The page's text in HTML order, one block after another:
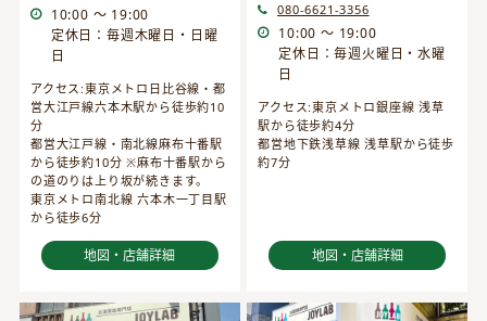
10:00 ～ 19:00
定休日：毎週木曜日・日曜
日
アクセス:東京メトロ日比谷線・都
営大江戸線六本木駅から徒歩約10
分
都営大江戸線・南北線麻布十番駅
から徒歩約10分 ※麻布十番駅から
の道のりは上り坂が続きます。
東京メトロ南北線 六本木一丁目駅
から徒歩6分
地図・店舗詳細
080-6621-3356
10:00 ～ 19:00
定休日：毎週火曜日・水曜
日
アクセス:東京メトロ銀座線 浅草
駅から徒歩約4分
都営地下鉄浅草線 浅草駅から徒歩
約7分
地図・店舗詳細